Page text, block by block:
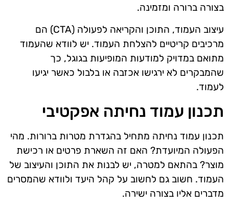
בצורה ברורה ומזמינה.
עיצוב העמוד, התוכן והקריאה לפעולה (CTA) הם
מרכיבים קריטיים להצלחת העמוד. יש לוודא שהעמוד
מתואם במדויק למודעות המופיעות בגוגל, כך
שהמבקרים לא ירגישו אכזבה או בלבול כאשר יגיעו
לעמוד.
תכנון עמוד נחיתה אפקטיבי
תכנון עמוד נחיתה מתחיל בהגדרת מטרות ברורות. מהי
הפעולה המיועדת? האם זה השארת פרטים או רכישת
מוצר? בהתאם למטרה, יש לבנות את התוכן והעיצוב של
העמוד. חשוב גם לחשוב על קהל היעד ולוודא שהמסרים
מדברים אליו בצורה ישירה.